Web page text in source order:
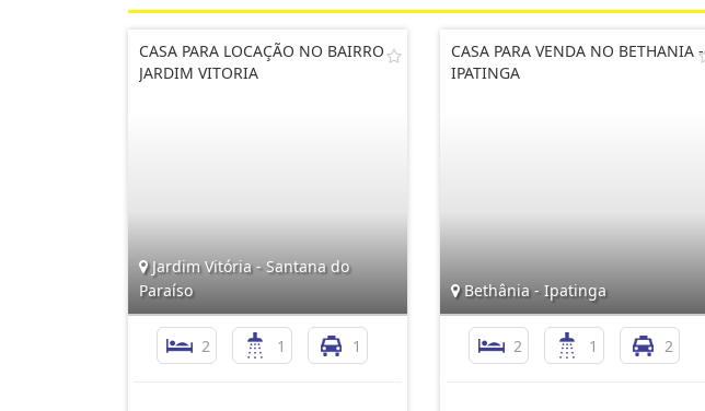
CASA PARA LOCAÇÃO NO BAIRRO
JARDIM VITORIA
Jardim Vitória - Santana do
Paraíso
2 1 1
CASA PARA VENDA NO BETHANIA -
IPATINGA
Bethânia - Ipatinga
2 1 2